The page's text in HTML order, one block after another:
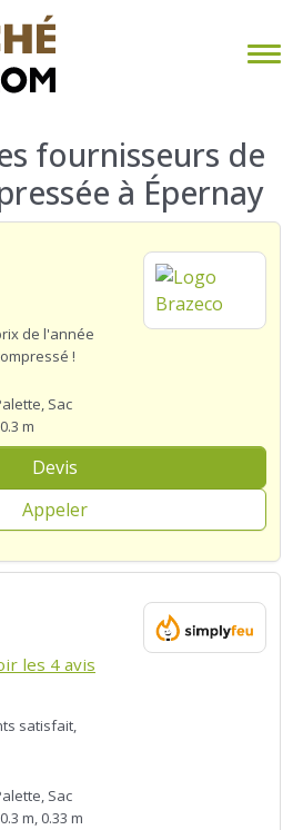
fournisseurs de
à Épernay
de l'année
!
Sac
m
Devis
Appeler
les 4 avis
satisfait,
Sac
m, 0.33 m